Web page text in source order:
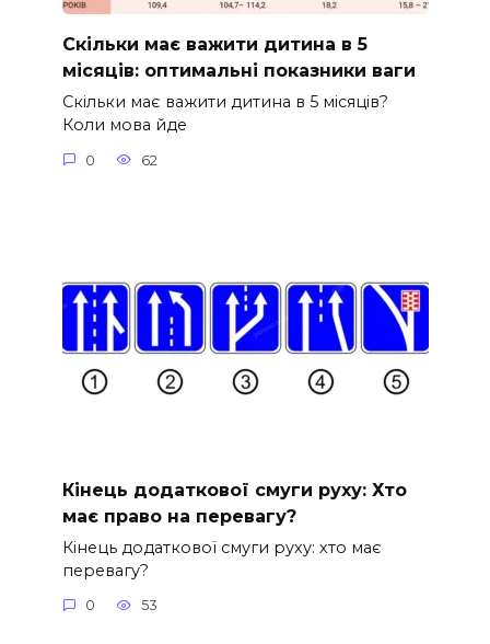
Скільки має важити дитина в 5
місяців: оптимальні показники ваги
Скільки має важити дитина в 5 місяців?
Коли мова йде
0 62
Кінець додаткової смуги руху: Хто
має право на перевагу?
Кінець додаткової смуги руху: хто має
перевагу?
0 53